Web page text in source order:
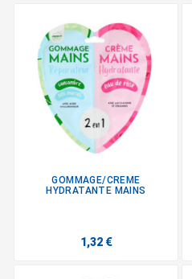
GOMMAGE/CREME
HYDRATANTE MAINS
1,32 €